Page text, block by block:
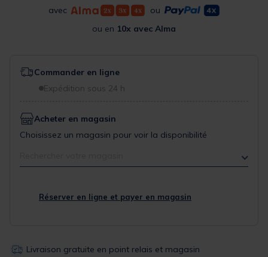
avec
ou
ou en 10x avec Alma
Commander en ligne
Expédition sous 24 h
Acheter en magasin
Choisissez un magasin pour voir la disponibilité
Réserver en ligne et payer en magasin
Livraison gratuite en point relais et magasin